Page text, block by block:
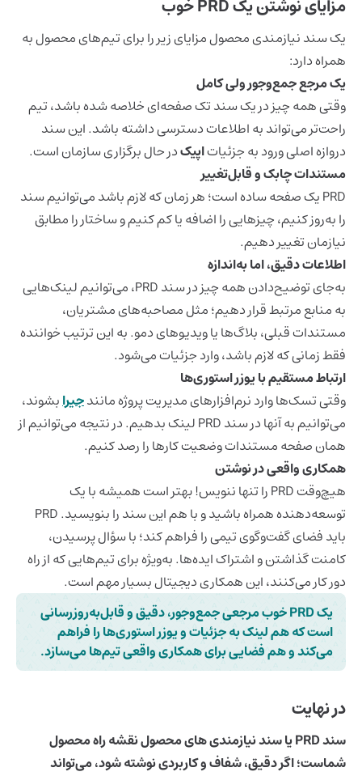
مزایای نوشتن یک PRD خوب
یک سند نیازمندی محصول مزایای زیر را برای تیم‌های محصول به
همراه دارد:
یک مرجع جمع‌وجور ولی کامل
وقتی همه چیز در یک سند تک صفحه‌ای خلاصه شده باشد، تیم
راحت‌تر می‌تواند به اطلاعات دسترسی داشته باشد. این سند
دروازه اصلی ورود به جزئیاتاپیکدر حال برگزاری سازمان است.
مستندات چابک و قابل‌تغییر
PRD یک صفحه ساده است؛ هر زمان که لازم باشد می‌توانیم سند
را به‌روز کنیم، چیزهایی را اضافه یا کم کنیم و ساختار را مطابق
نیازمان تغییر دهیم.
اطلاعات دقیق، اما به‌اندازه
به‌جای توضیح‌دادن همه چیز در سند PRD، می‌توانیم لینک‌هایی
به منابع مرتبط قرار دهیم؛ مثل مصاحبه‌های مشتریان،
مستندات قبلی، بلاگ‌ها یا ویدیوهای دمو. به این ترتیب خواننده
فقط زمانی که لازم باشد، وارد جزئیات می‌شود.
ارتباط مستقیم با یوزر استوری‌ها
وقتی تسک‌ها وارد نرم‌افزارهای مدیریت پروژه مانندجیرابشوند،
می‌توانیم به آنها در سند PRD لینک بدهیم. در نتیجه می‌توانیم از
همان صفحه مستندات وضعیت کارها را رصد کنیم.
همکاری واقعی در نوشتن
هیچ‌وقت PRD را تنها ننویس! بهتر است همیشه با یک
توسعه‌دهنده همراه باشید و با هم این سند را بنویسید. PRD
باید فضای گفت‌وگوی تیمی را فراهم کند؛ با سؤال پرسیدن،
کامنت گذاشتن و اشتراک ایده‌ها. به‌ویژه برای تیم‌هایی که از راه
دور کار می‌کنند، این همکاری دیجیتال بسیار مهم است.
یک PRD خوب مرجعی جمع‌وجور، دقیق و قابل‌به‌روزرسانی
است که هم لینک به جزئیات و یوزر استوری‌ها را فراهم
می‌کند و هم فضایی برای همکاری واقعی تیم‌ها می‌سازد.
در نهایت
سند PRD یا سند نیازمندی های محصول
نقشه راه محصول
شماست؛ اگر دقیق، شفاف و کاربردی نوشته شود، می‌تواند